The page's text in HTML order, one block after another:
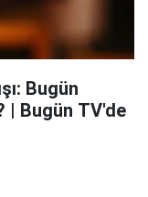
Bugün
| Bugün TV'de